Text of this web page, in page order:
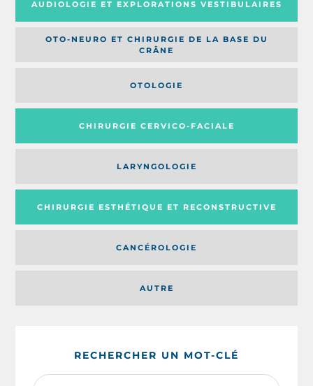
AUDIOLOGIE ET EXPLORATIONS VESTIBULAIRES
OTO-NEURO ET CHIRURGIE DE LA BASE DU
CRÂNE
OTOLOGIE
CHIRURGIE CERVICO-FACIALE
AUTRE
LARYNGOLOGIE
CHIRURGIE ESTHÉTIQUE ET RECONSTRUCTIVE
CANCÉROLOGIE
RECHERCHER UN MOT-CLÉ